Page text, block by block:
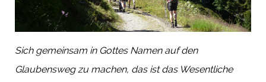
Sich gemeinsam in Gottes Namen auf den
Glaubensweg zu machen, das ist das Wesentliche